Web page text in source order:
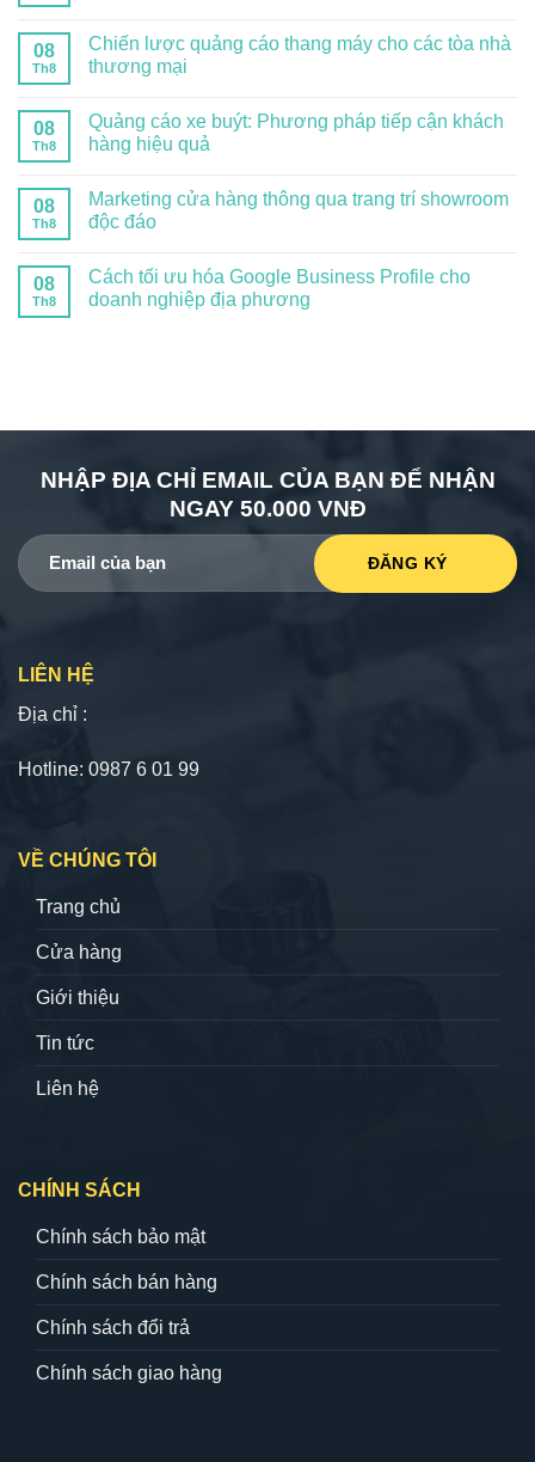
08
Th8
Chiến lược quảng cáo thang máy cho các tòa nhà
thương mại
08
Th8
Quảng cáo xe buýt: Phương pháp tiếp cận khách
hàng hiệu quả
08
Th8
Marketing cửa hàng thông qua trang trí showroom
độc đáo
08
Th8
Cách tối ưu hóa Google Business Profile cho
doanh nghiệp địa phương
NHẬP ĐỊA CHỈ EMAIL CỦA BẠN ĐỂ NHẬN
NGAY 50.000 VNĐ
LIÊN HỆ
Địa chỉ :
Hotline: 0987 6 01 99
VỀ CHÚNG TÔI
Trang chủ
Cửa hàng
Giới thiệu
Tin tức
Liên hệ
CHÍNH SÁCH
Chính sách bảo mật
Chính sách bán hàng
Chính sách đổi trả
Chính sách giao hàng